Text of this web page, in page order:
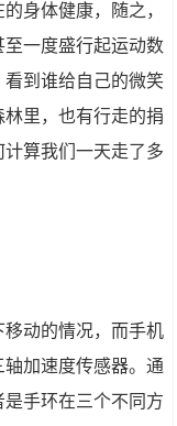
身体健康，随之，
一度盛行起运动数
到谁给自己的微笑
里，也有行走的捐
算我们一天走了多
动的情况，而手机
加速度传感器。通
手环在三个不同方